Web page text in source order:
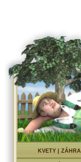
KVETY|